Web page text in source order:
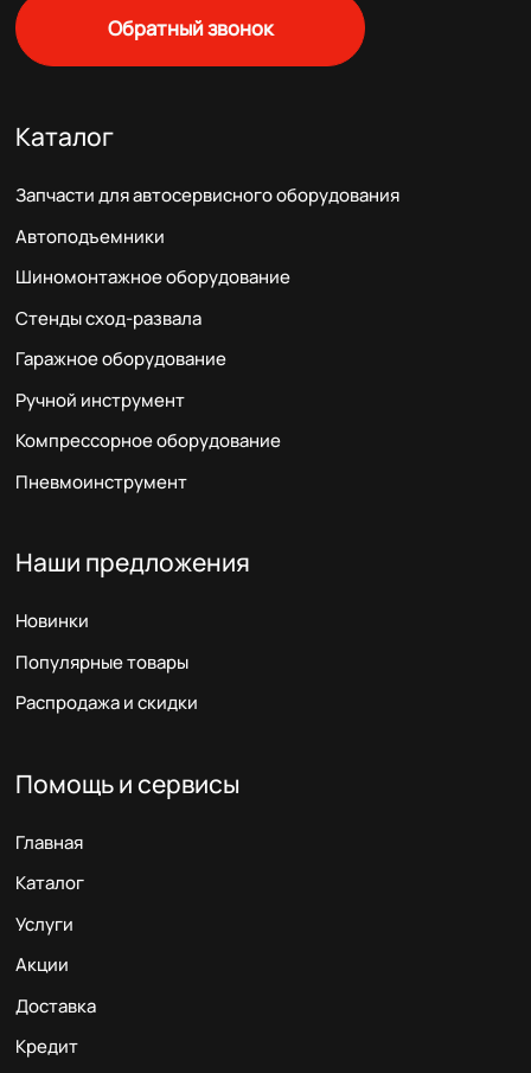
Обратный звонок
Каталог
Запчасти для автосервисного оборудования
Автоподъемники
Шиномонтажное оборудование
Стенды сход-развала
Гаражное оборудование
Ручной инструмент
Компрессорное оборудование
Пневмоинструмент
Наши предложения
Новинки
Популярные товары
Распродажа и скидки
Помощь и сервисы
Главная
Каталог
Услуги
Акции
Доставка
Кредит